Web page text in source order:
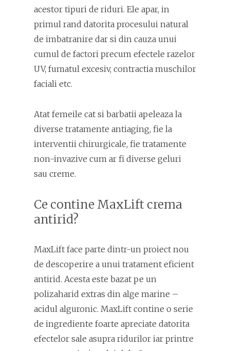
acestor tipuri de riduri. Ele apar, in
primul rand datorita procesului natural
de imbatranire dar si din cauza unui
cumul de factori precum efectele razelor
UV, fumatul excesiv, contractia muschilor
faciali etc.
Atat femeile cat si barbatii apeleaza la
diverse tratamente antiaging, fie la
interventii chirurgicale, fie tratamente
non-invazive cum ar fi diverse geluri
sau creme.
Ce contine MaxLift crema
antirid?
MaxLift face parte dintr-un proiect nou
de descoperire a unui tratament eficient
antirid. Acesta este bazat pe un
polizaharid extras din alge marine –
acidul alguronic. MaxLift contine o serie
de ingrediente foarte apreciate datorita
efectelor sale asupra ridurilor iar printre